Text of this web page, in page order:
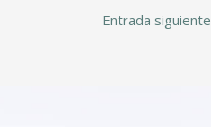
Entrada siguiente